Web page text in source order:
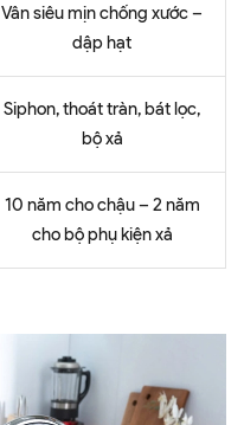
Vân siêu mịn chống xước –
dập hạt
Siphon, thoát tràn, bát lọc,
bộ xả
10 năm cho chậu – 2 năm
cho bộ phụ kiện xả